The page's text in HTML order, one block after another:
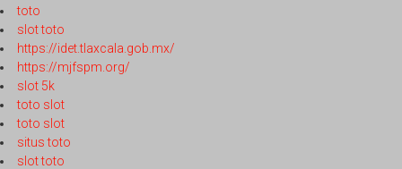
toto
slot toto
https://idet.tlaxcala.gob.mx/
https://mjfspm.org/
slot 5k
toto slot
toto slot
situs toto
slot toto